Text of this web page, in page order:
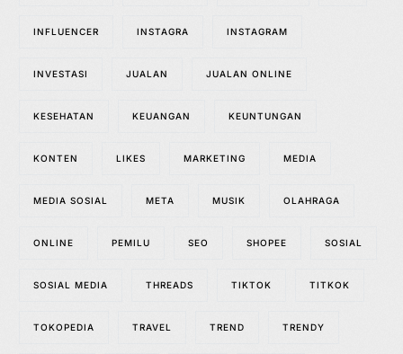
INFLUENCER INSTAGRA INSTAGRAM
INVESTASI JUALAN JUALAN ONLINE
KESEHATAN KEUANGAN KEUNTUNGAN
KONTEN LIKES MARKETING MEDIA
MEDIA SOSIAL META MUSIK OLAHRAGA
ONLINE PEMILU SEO SHOPEE SOSIAL
SOSIAL MEDIA THREADS TIKTOK TITKOK
TOKOPEDIA TRAVEL TREND TRENDY